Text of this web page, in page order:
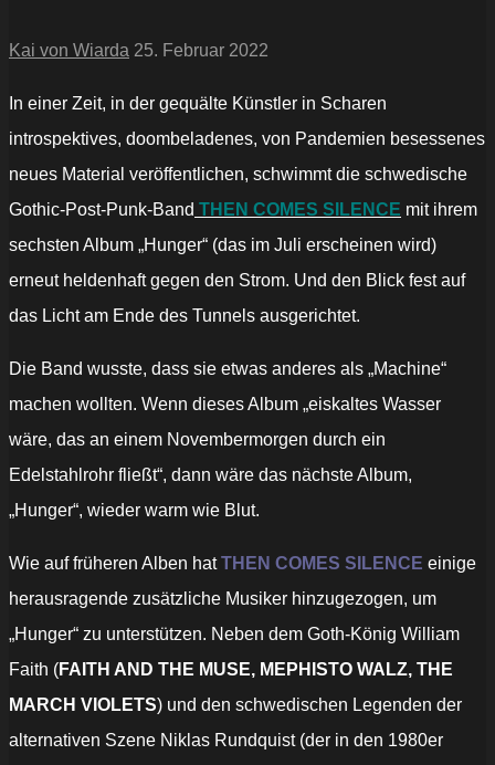
Kai von Wiarda 25. Februar 2022
In einer Zeit, in der gequälte Künstler in Scharen
introspektives, doombeladenes, von Pandemien besessenes
neues Material veröffentlichen, schwimmt die schwedische
Gothic-Post-Punk-Band THEN COMES SILENCE mit ihrem
sechsten Album „Hunger“ (das im Juli erscheinen wird)
erneut heldenhaft gegen den Strom. Und den Blick fest auf
das Licht am Ende des Tunnels ausgerichtet.
Die Band wusste, dass sie etwas anderes als „Machine“
machen wollten. Wenn dieses Album „eiskaltes Wasser
wäre, das an einem Novembermorgen durch ein
Edelstahlrohr fließt“, dann wäre das nächste Album,
„Hunger“, wieder warm wie Blut.
Wie auf früheren Alben hatTHEN COMES SILENCE einige
herausragende zusätzliche Musiker hinzugezogen, um
„Hunger“ zu unterstützen. Neben dem Goth-König William
Faith (FAITH AND THE MUSE, MEPHISTO WALZ, THE
MARCH VIOLETS) und den schwedischen Legenden der
alternativen Szene Niklas Rundquist (der in den 1980er